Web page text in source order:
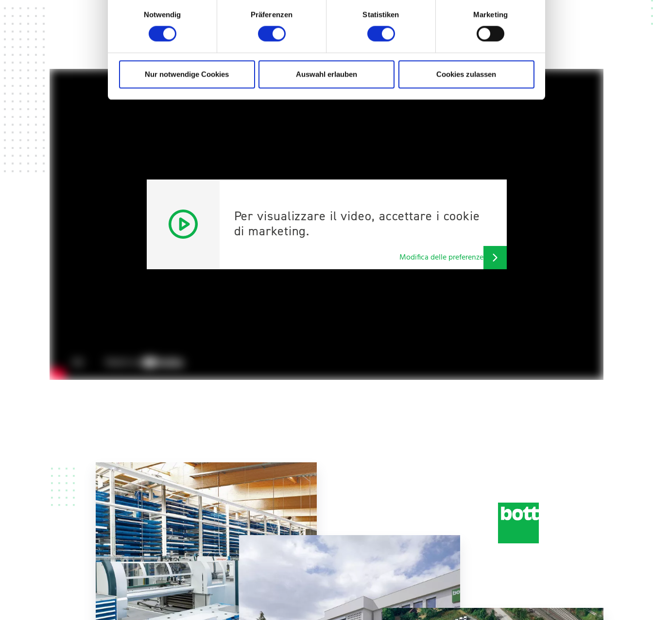
Notwendig
Präferenzen Statistiken Marketing
Nur notwendige Cookies Auswahl erlauben Cookies zulassen
nell’allestimento di veicoli, arredamento industriale e postazioni di lavoro, offriamo soluzioni che rendono il lavoro più semplice,
efficiente e sostenibile. Scopri come bott aiuta le persone a diventare maestri del proprio mondo lavorativo.
Per visualizzare il video, accettare i cookie
di marketing.
Modifica delle preferenze